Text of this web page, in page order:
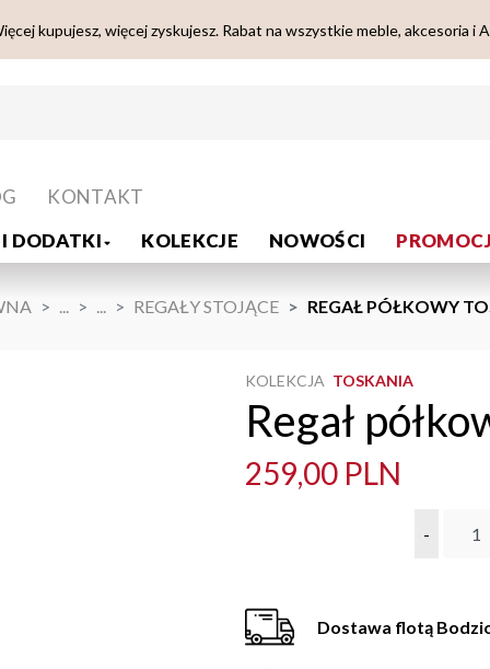
kupujesz, więcej zyskujesz. Rabat na wszystkie meble, akcesoria i
DODATKI KOLEKCJE NOWOŚCI
KONTAKT
... ... REGAŁY STOJĄCE REGAŁ PÓŁKOWY
KOLEKCJA TOSKANIA
Regał
259,00 PLN
-
Dostawa flotą